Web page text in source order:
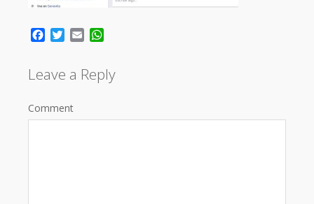
Facebook
Twitter
Email
Leave a Reply
Comment